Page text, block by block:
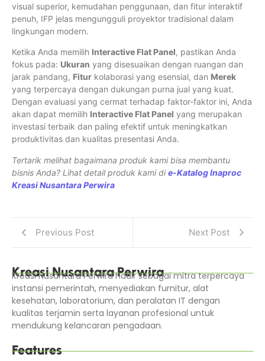
visual superior, kemudahan penggunaan, dan fitur interaktif
penuh, IFP jelas mengungguli proyektor tradisional dalam
lingkungan modern.
Ketika Anda memilih Interactive Flat Panel, pastikan Anda
fokus pada: Ukuran yang disesuaikan dengan ruangan dan
jarak pandang, Fitur kolaborasi yang esensial, dan Merek
yang terpercaya dengan dukungan purna jual yang kuat.
Dengan evaluasi yang cermat terhadap faktor-faktor ini, Anda
akan dapat memilih Interactive Flat Panel yang merupakan
investasi terbaik dan paling efektif untuk meningkatkan
produktivitas dan kualitas presentasi Anda.
Tertarik melihat bagaimana produk kami bisa membantu
bisnis Anda? Lihat detail produk kami die-Katalog Inaproc
Kreasi Nusantara Perwira
Previous Post Next Post
Kreasi Nusantara Perwira
Kreasi Nusantara Perwira hadir sebagai mitra terpercaya
instansi pemerintah, menyediakan furnitur, alat
kesehatan, laboratorium, dan peralatan IT dengan
kualitas terjamin serta layanan profesional untuk
mendukung kelancaran pengadaan.
Features